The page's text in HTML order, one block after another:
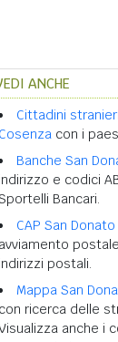
ANCHE
Cittadini
Cosenza con i
Banche San
indirizzo e codici
Bancari.
CAP San
avviamento
indirizzi postali.
Mappa San
con ricerca delle
anche i